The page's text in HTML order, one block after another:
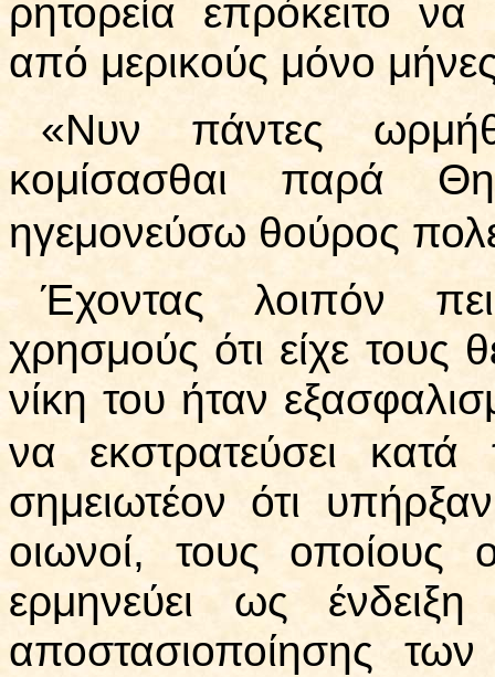
ρητορεία επρόκειτο
από μερικούς μόνο
«Νυν πάντες
κομίσασθαι παρά
ηγεμονεύσω θούρος
Έχοντας λοιπόν
χρησμούς ότι είχε τους
νίκη του ήταν
να εκστρατεύσει
σημειωτέον ότι
οιωνοί, τους
ερμηνεύει ως
αποστασιοποίησης